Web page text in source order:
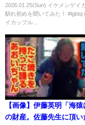
2026.01.25(Sun) イケメンゲイ
馴れ初めを聞いてみた！ #lgbtq
イカップル...
【画像】伊藤英明「海猿
の財産。佐藤先生に頂い